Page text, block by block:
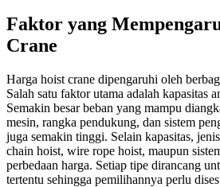
Faktor yang
Crane
Harga hoist crane dipengaruhi oleh
Salah satu faktor utama adalah kapasitas
Semakin besar beban yang mampu
mesin, rangka pendukung, dan sistem
juga semakin tinggi. Selain kapasitas,
chain hoist, wire rope hoist, maupun
perbedaan harga. Setiap tipe dirancang
tertentu sehingga pemilihannya perlu